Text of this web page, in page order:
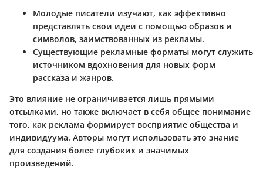
Молодые писатели изучают, как эффективно
представлять свои идеи с помощью образов и
символов, заимствованных из рекламы.
Существующие рекламные форматы могут служить
источником вдохновения для новых форм
рассказа и жанров.
Это влияние не ограничивается лишь прямыми
отсылками, но также включает в себя общее понимание
того, как реклама формирует восприятие общества и
индивидуума. Авторы могут использовать это знание
для создания более глубоких и значимых
произведений.